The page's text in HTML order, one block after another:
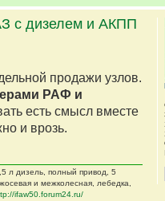
с дизелем и АКПП
продажи узлов.
РАФ и
есть смысл вместе
и врозь.
л дизель, полный привод, 5
и межколесная, лебедка,
ifaw50.forum24.ru/